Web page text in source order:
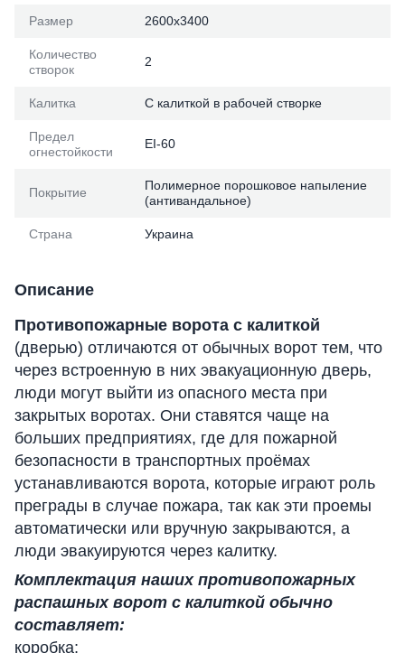
Размер 2600х3400
Количество
створок
2
Калитка С калиткой в ​​рабочей створке
Предел
огнестойкости
ЕІ-60
Покрытие
Полимерное порошковое напыление
(антивандальное)
Страна Украина
Описание
Противопожарные ворота с калиткой
(дверью) отличаются от обычных ворот тем, что
через встроенную в них эвакуационную дверь,
люди могут выйти из опасного места при
закрытых воротах. Они ставятся чаще на
больших предприятиях, где для пожарной
безопасности в транспортных проёмах
устанавливаются ворота, которые играют роль
преграды в случае пожара, так как эти проемы
автоматически или вручную закрываются, а
люди эвакуируются через калитку.
Комплектация наших противопожарных
распашных ворот с калиткой обычно
составляет:
коробка;